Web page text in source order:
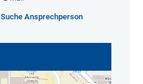
Suche Ansprechperson